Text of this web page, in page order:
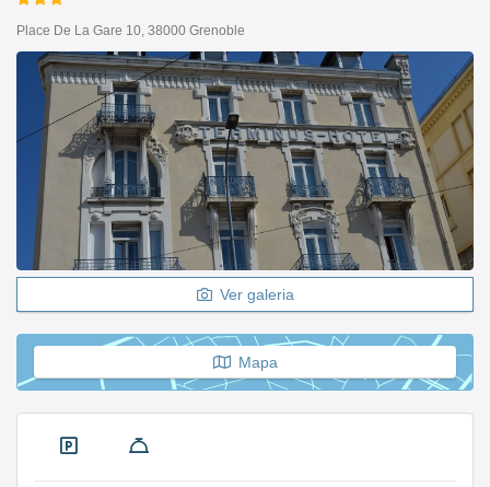
Place De La Gare 10, 38000 Grenoble
Ver galeria
Mapa